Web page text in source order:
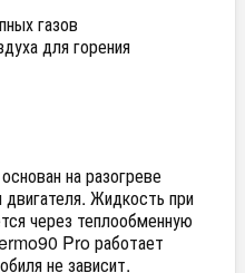
газов
для горения
на разогреве
Жидкость при
через теплообменную
Pro работает
не зависит.